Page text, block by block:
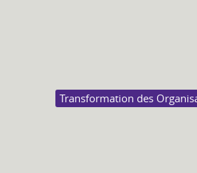
Transformation des